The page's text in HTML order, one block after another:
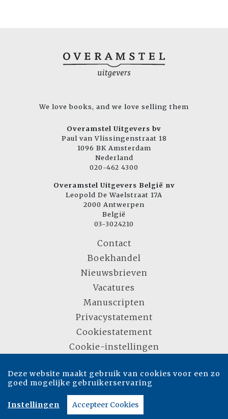
We love books, and we love selling them
Overamstel Uitgevers bv
Paul van Vlissingenstraat 18
1096 BK Amsterdam
Nederland
020-462 4300
Overamstel Uitgevers België nv
Leopold De Waelstraat 17A
2000 Antwerpen
België
03-3024210
Contact
Boekhandel
Nieuwsbrieven
Vacatures
Manuscripten
Privacystatement
Cookiestatement
Cookie-instellingen
Copyright © 2007-2026 Overamstel Uitgevers - Alle rechten voorbehouden -
Dog and Pony
Deze website maakt gebruik van cookies voor een zo
goed mogelijke gebruikerservaring
Instellingen Accepteer Cookies